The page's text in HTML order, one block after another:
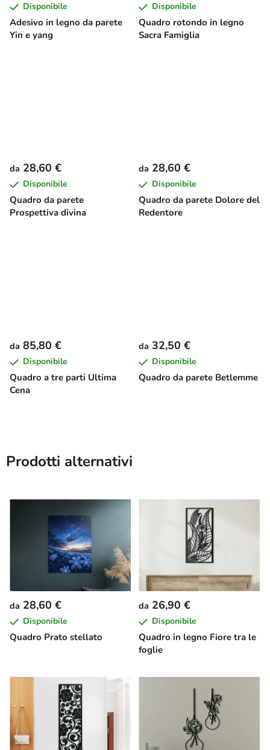
Adesivo in legno da parete
Yin e yang
Disponibile
Quadro rotondo in legno
Sacra Famiglia
Disponibile
Quadro da parete
Prospettiva divina
da 28,60 €
Disponibile
Quadro da parete Dolore del
Redentore
da 28,60 €
Disponibile
Quadro a tre parti Ultima
Cena
da 85,80 €
Disponibile
Quadro da parete Betlemme
da 32,50 €
Disponibile
Prodotti alternativi
Quadro Prato stellato
da 28,60 €
Disponibile
Quadro in legno Fiore tra le
foglie
da 26,90 €
Disponibile